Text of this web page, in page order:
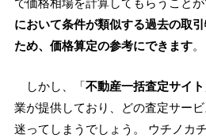
において条件が類似する過去の取
ため、価格算定の参考にできます。
しかし、「不動産一括査定サイト
業が提供しており、どの査定サー
迷ってしまうでしょう。 ウチノカチ